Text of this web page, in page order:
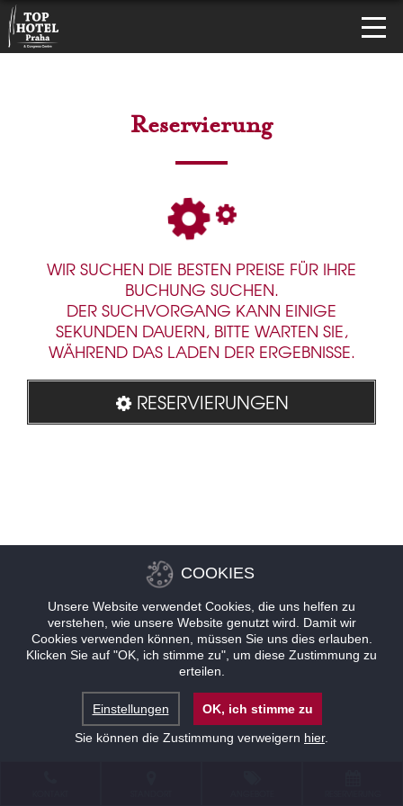
Reservierung
WIR SUCHEN DIE BESTEN PREISE FÜR IHRE
BUCHUNG SUCHEN.
DER SUCHVORGANG KANN EINIGE
SEKUNDEN DAUERN, BITTE WARTEN SIE,
WÄHREND DAS LADEN DER ERGEBNISSE.
RESERVIERUNGEN
COOKIES
Unsere Website verwendet Cookies, die uns helfen zu
verstehen, wie unsere Website genutzt wird. Damit wir
Cookies verwenden können, müssen Sie uns dies erlauben.
Klicken Sie auf "OK, ich stimme zu", um diese Zustimmung zu
erteilen.
Einstellungen
OK, ich stimme zu
Sie können die Zustimmung verweigern hier.